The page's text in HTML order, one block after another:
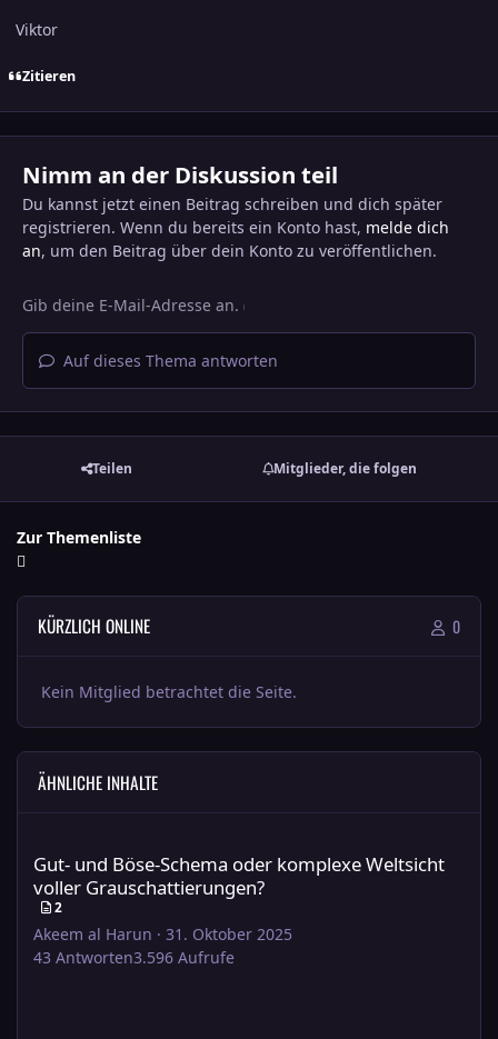
Viktor
Zitieren
Nimm an der Diskussion teil
Du kannst jetzt einen Beitrag schreiben und dich später
registrieren. Wenn du bereits ein Konto hast, melde dich
an, um den Beitrag über dein Konto zu veröffentlichen.
Auf dieses Thema antworten
Teilen Mitglieder, die folgen
Zur Themenliste
KÜRZLICH ONLINE 0
Kein Mitglied betrachtet die Seite.
ÄHNLICHE INHALTE
Gut- und Böse-Schema oder komplexe Weltsicht
voller Grauschattierungen?
2
Akeem al Harun · 31. Oktober 2025
43 Antworten3.596 Aufrufe